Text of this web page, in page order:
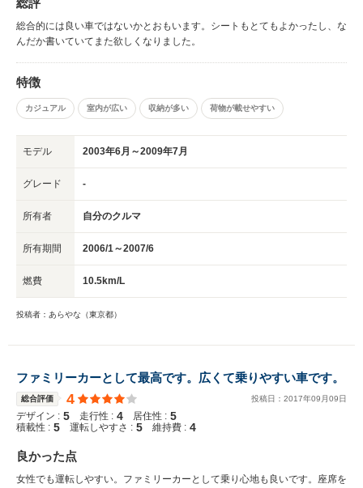
ったのは、リアビューが良くはないことです。 このあたりはきにならない
かたも多いかと思いますが、私には少し見難かったかなとおもいます。
総合的には良い車ではないかとおもいます。シートもとてもよかったし、な
んだか書いていてまた欲しくなりました。
特徴
カジュアル 室内が広い 収納が多い 荷物が載せやすい
モデル 2003年6月～2009年7月
グレード -
所有者 自分のクルマ
所有期間 2006/1～2007/6
燃費 10.5km/L
投稿者：あらやな（東京都）
ファミリーカーとして最高です。広くて乗りやすい車です。
総合評価 4 投稿日： 2017年09 月09日
デザイン : 5 走行性 : 4 居住性 : 5
積載性 : 5 運転しやすさ : 5 維持費 : 4
良かった点
女性でも運転しやすい。ファミリーカーとして乗り心地も良いです。座席を